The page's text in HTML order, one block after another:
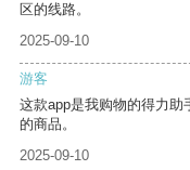
区的线路。
2025-09-10
游客
这款app是我购物的得力
的商品。
2025-09-10